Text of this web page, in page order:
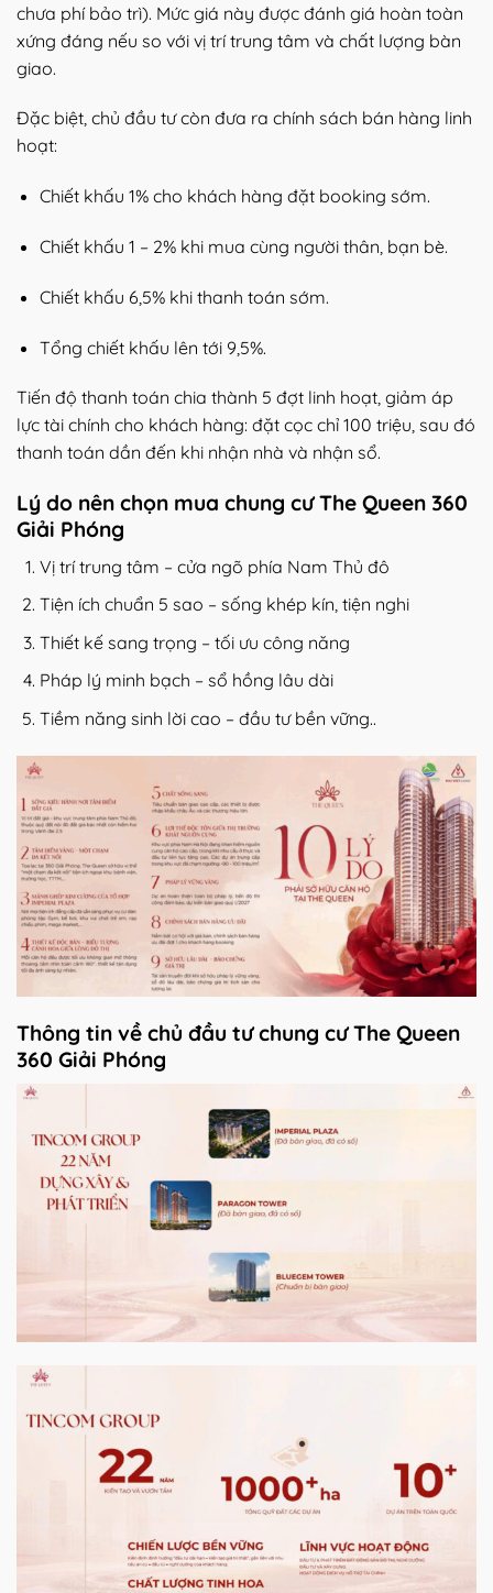
chưa phí bảo trì). Mức giá này được đánh giá hoàn toàn
xứng đáng nếu so với vị trí trung tâm và chất lượng bàn
giao.
Đặc biệt, chủ đầu tư còn đưa ra chính sách bán hàng linh
hoạt:
Chiết khấu 1% cho khách hàng đặt booking sớm.
Chiết khấu 1 – 2% khi mua cùng người thân, bạn bè.
Chiết khấu 6,5% khi thanh toán sớm.
Tổng chiết khấu lên tới 9,5%.
Tiến độ thanh toán chia thành 5 đợt linh hoạt, giảm áp
lực tài chính cho khách hàng: đặt cọc chỉ 100 triệu, sau đó
thanh toán dần đến khi nhận nhà và nhận sổ.
Lý do nên chọn mua chung cư The Queen 360
Giải Phóng
Vị trí trung tâm – cửa ngõ phía Nam Thủ đô
Tiện ích chuẩn 5 sao – sống khép kín, tiện nghi
Thiết kế sang trọng – tối ưu công năng
Pháp lý minh bạch – sổ hồng lâu dài
Tiềm năng sinh lời cao – đầu tư bền vững..
Thông tin về chủ đầu tư chung cư The Queen
360 Giải Phóng